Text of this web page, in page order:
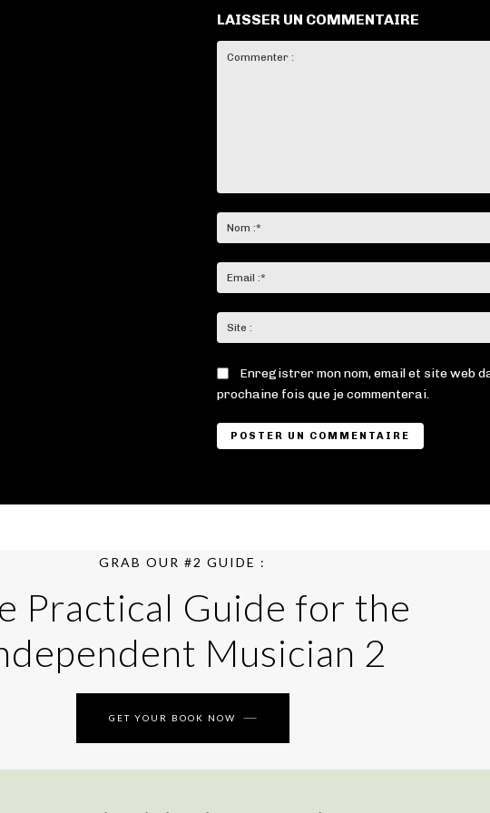
LAISSER UN COMMENTAIRE
Enregistrer mon nom, email et site web
prochaine fois que je commenterai.
GRAB OUR #2 GUIDE :
Practical Guide for the
Musician 2
GET YOUR BOOK NOW